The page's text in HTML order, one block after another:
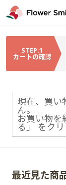
STEP.1
カートの確認
現在、買い
ん。
お買い物を
る」 をクリ
最近見た商